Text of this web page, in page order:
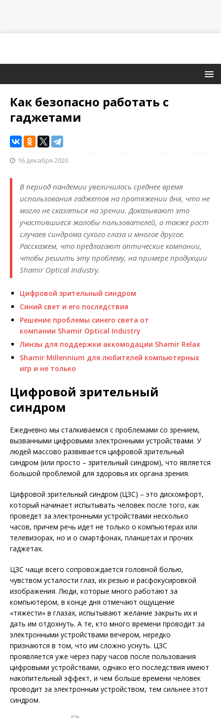
Как безопасно работать с
гаджетами
16 декабря 2020
В период пандемии увеличилось среднее время
использования гаджетов на протяжении дня, что не
могло не сказаться на зрении. Доказывают это
участившиеся жалобы пользователей, а также рост
случаев синдрома сухого глаза и многое другое.
Расскажем, что предлагают оптические компании,
чтобы решить эту проблему, на примере продукции
Shamir Optical Industry.
Цифровой зрительный синдром
Синий свет и его последствия
Решение проблемы синего света от
компании Shamir Optical Industry
Линзы для поддержки аккомодации Shamir Relax
Shamir Millennium для любителей компьютерных
игр и не только
Цифровой зрительный
синдром
Ежедневно мы сталкиваемся с проблемами со зрением,
вызванными цифровыми электронными устройствами. У
людей массово развивается цифровой зрительный
синдром (или просто – зрительный синдром), что является
большой проблемой для здоровья их органа зрения.
Цифровой зрительный синдром (ЦЗС) – это дискомфорт,
который начинает испытывать человек после того, как
проведет за электронными устройствами несколько
часов, причем речь идет не только о компьютерах или
телевизорах, но и о смартфонах, планшетах и прочих
гаджетах.
ЦЗС чаще всего сопровождается головной болью,
чувством усталости глаз, их резью и расфокусировкой
изображения. Люди, которые много работают за
компьютером, в конце дня отмечают ощущение
«тяжести» в глазах, испытывают желание закрыть их и
дать им отдохнуть. А те, кто много времени проводит за
электронными устройствами вечером, нередко
признаются в том, что им сложно уснуть. ЦЗС
проявляется уже через пару часов после пользования
цифровыми устройствами, однако его последствия имеют
накопительный эффект, и чем больше времени человек
проводит за электронным устройством, тем сильнее этот
синдром.